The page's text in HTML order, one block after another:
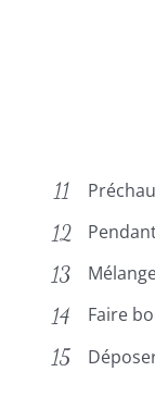
Faire